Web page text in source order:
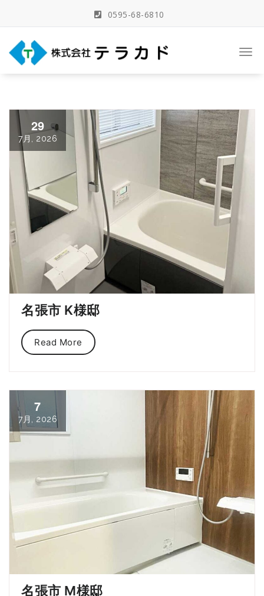
content
0595-68-6810
三重県名張市の建築事務所
29
7月, 2026
名張市 K様邸
Read More
7
7月, 2026
名張市 M様邸